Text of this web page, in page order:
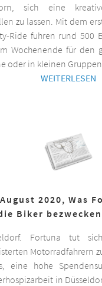
sich eine
zu lassen. Mit dem
Ride fuhren rund 500
Wochenende für den
oder in kleinen
WEITERLESEN
2020, Was
Biker
Fortuna tut
Motorradfahrern
eine hohe
in